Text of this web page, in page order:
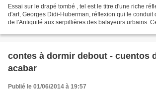
Essai sur le drapé tombé , tel est le titre d'une riche
d'art, Georges Didi-Huberman, réflexion qui le conduit
de l'Antiquité aux serpillières des balayeurs urbains.
contes à dormir debout - cuentos
acabar
Publié le 01/06/2014 à 19:57